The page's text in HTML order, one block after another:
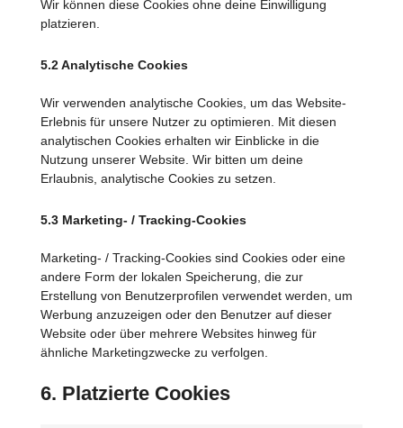
Wir können diese Cookies ohne deine Einwilligung
platzieren.
5.2 Analytische Cookies
Wir verwenden analytische Cookies, um das Website-
Erlebnis für unsere Nutzer zu optimieren. Mit diesen
analytischen Cookies erhalten wir Einblicke in die
Nutzung unserer Website. Wir bitten um deine
Erlaubnis, analytische Cookies zu setzen.
5.3 Marketing- / Tracking-Cookies
Marketing- / Tracking-Cookies sind Cookies oder eine
andere Form der lokalen Speicherung, die zur
Erstellung von Benutzerprofilen verwendet werden, um
Werbung anzuzeigen oder den Benutzer auf dieser
Website oder über mehrere Websites hinweg für
ähnliche Marketingzwecke zu verfolgen.
6. Platzierte Cookies